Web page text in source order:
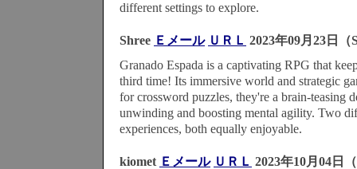
different settings to explore.
Shree Ｅメール ＵＲＬ 2023年09月23日（
Granado Espada is a captivating RPG that
third time! Its immersive world and strategic
for crossword puzzles, they're a brain-teasing
unwinding and boosting mental agility. Two
experiences, both equally enjoyable.
kiomet Ｅメール ＵＲＬ 2023年10月04日